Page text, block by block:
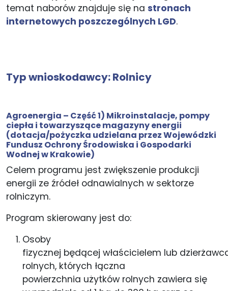
temat naborów znajduje się na stronach
internetowych poszczególnych LGD.
Typ wnioskodawcy: Rolnicy
Agroenergia – Część 1) Mikroinstalacje, pompy
ciepła i towarzyszące magazyny energii
(dotacja/pożyczka udzielana przez Wojewódzki
Fundusz Ochrony Środowiska i Gospodarki
Wodnej w Krakowie)
Celem programu jest zwiększenie produkcji
energii ze źródeł odnawialnych w sektorze
rolniczym.
Program skierowany jest do:
Osoby
fizycznej będącej właścicielem lub
rolnych, których łączna
powierzchnia użytków rolnych zawiera się